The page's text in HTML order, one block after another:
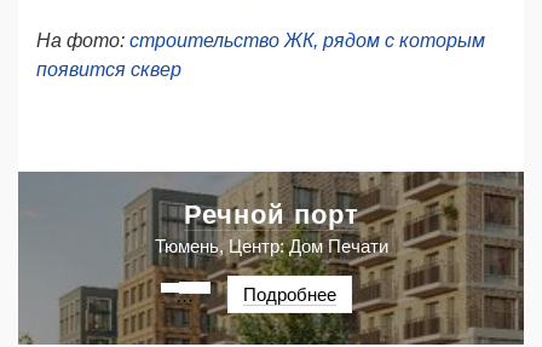
На фото: строительство ЖК, рядом с которым
появится сквер
Речной порт
Тюмень, Центр: Дом Печати
··· Подробнее